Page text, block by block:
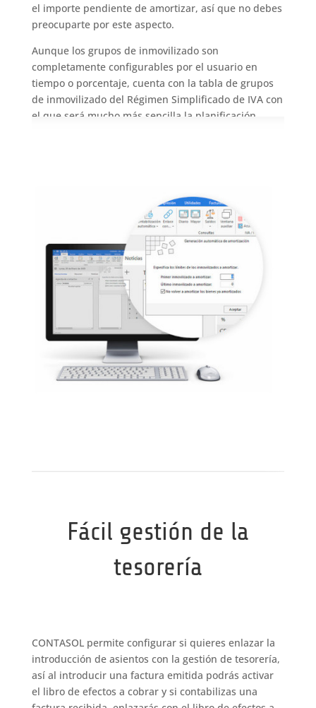
el importe pendiente de amortizar, así que no debes
preocuparte por este aspecto.
Aunque los grupos de inmovilizado son
completamente configurables por el usuario en
tiempo o porcentaje, cuenta con la tabla de grupos
de inmovilizado del Régimen Simplificado de IVA con
el que será mucho más sencilla la planificación.
Fácil gestión de la
tesorería
CONTASOL permite configurar si quieres enlazar la
introducción de asientos con la gestión de tesorería,
así al introducir una factura emitida podrás activar
el libro de efectos a cobrar y si contabilizas una